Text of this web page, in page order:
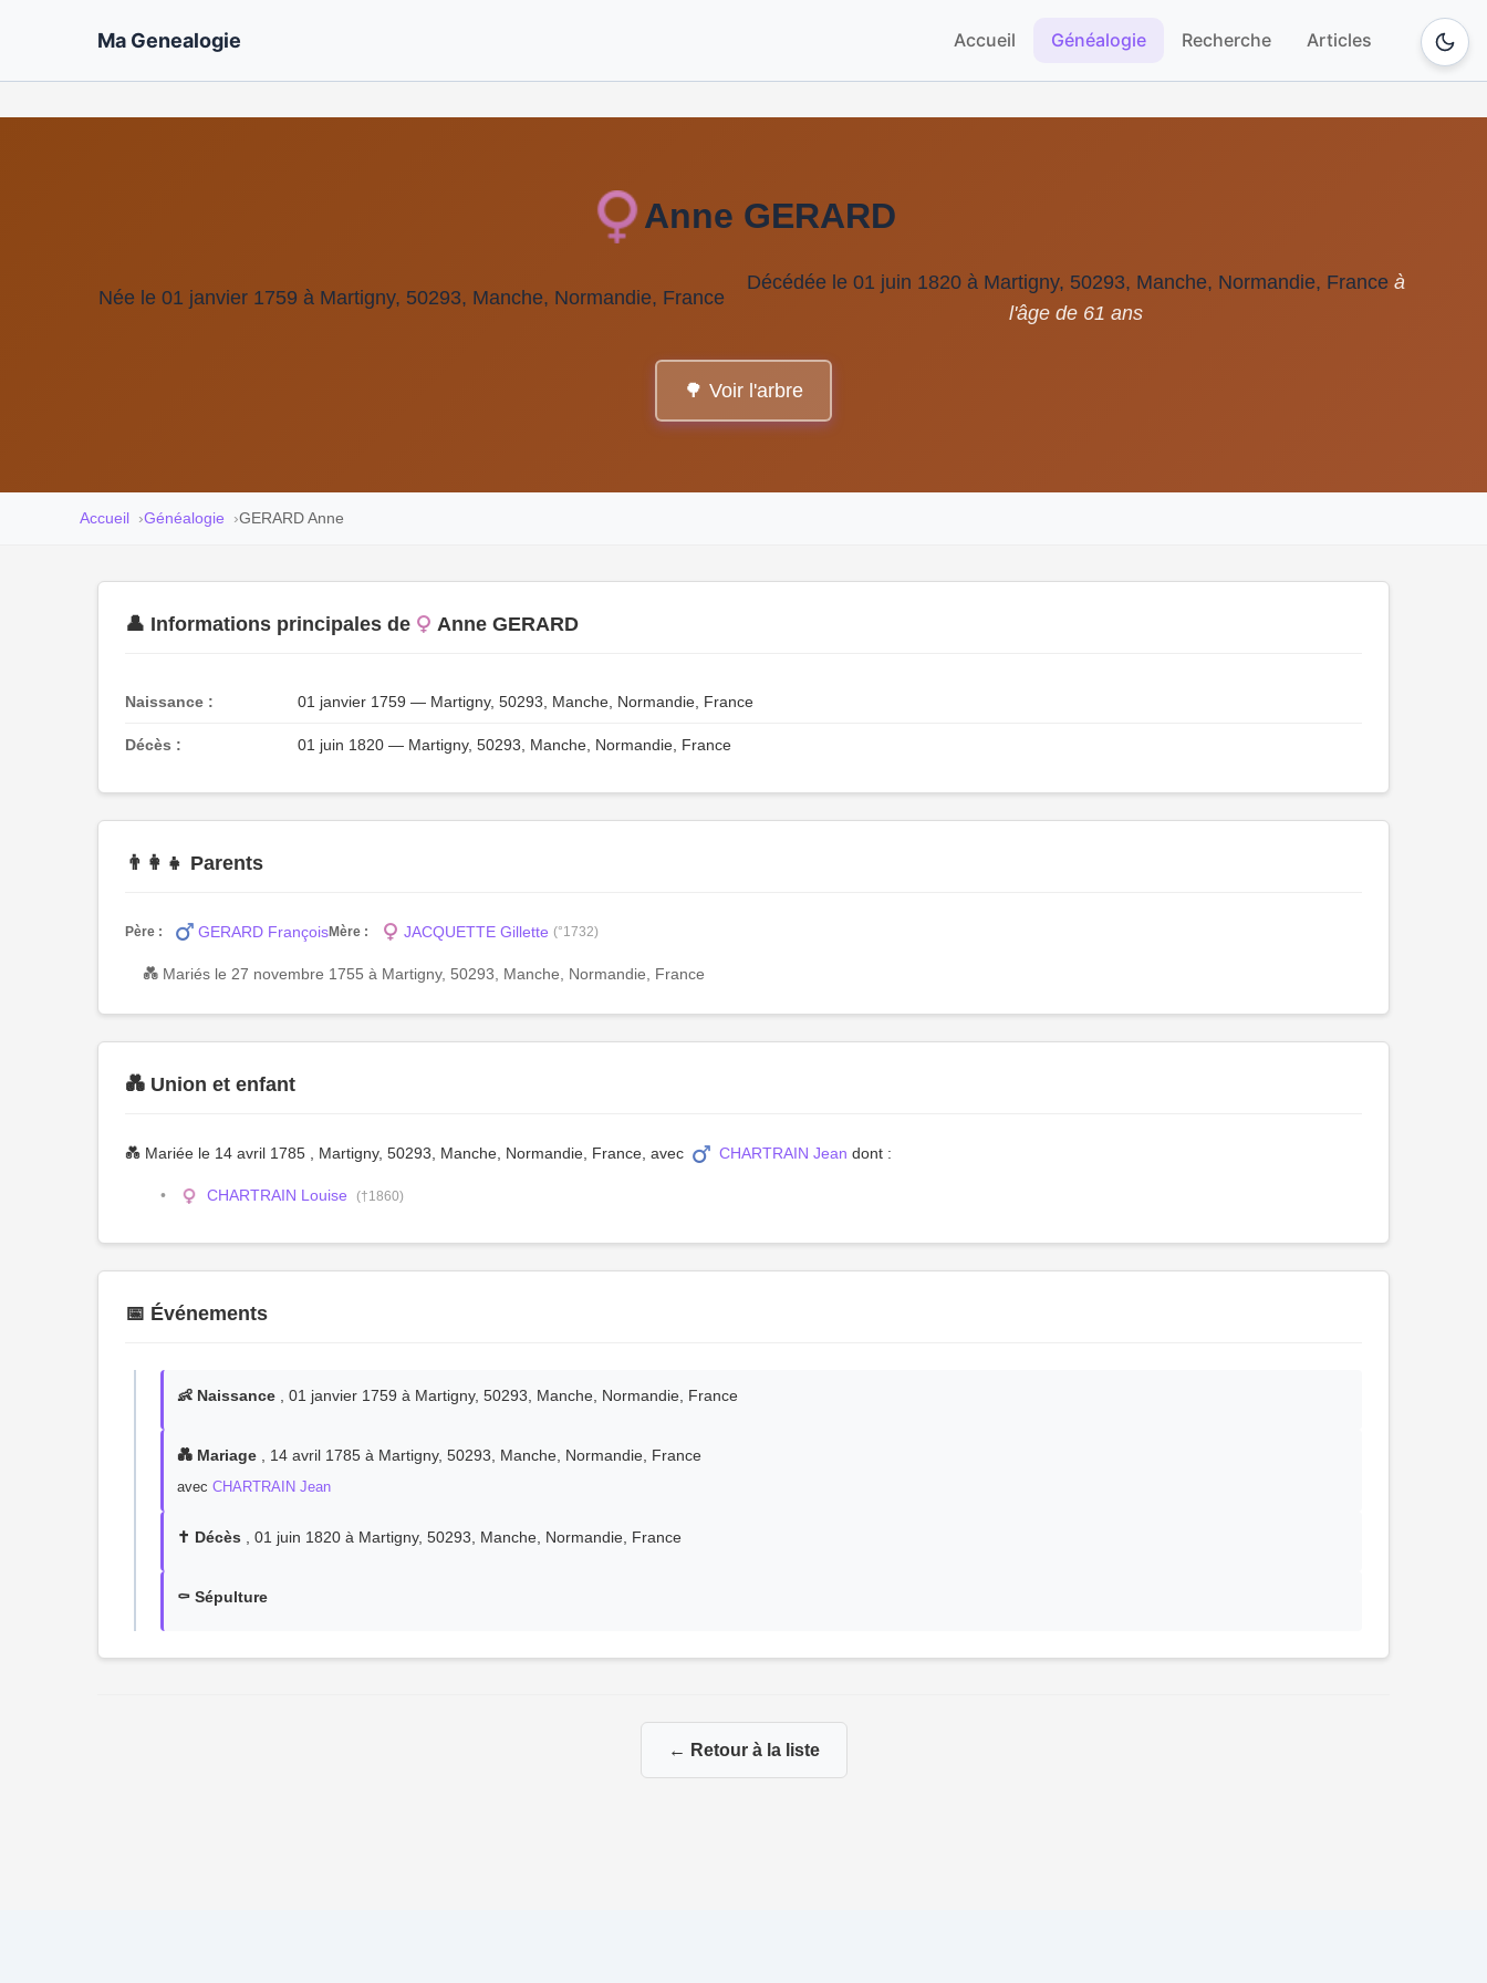
Ma Genealogie Accueil Généalogie Recherche Articles
Anne GERARD
Née le 01 janvier 1759 à Martigny, 50293, Manche, Normandie, France
Décédée le 01 juin 1820 à Martigny, 50293, Manche, Normandie, France à
l'âge de 61 ans
🌳 Voir l'arbre
Accueil Généalogie GERARD Anne
👤 Informations principales de Anne GERARD
Naissance : 01 janvier 1759 — Martigny, 50293, Manche, Normandie, France
Décès : 01 juin 1820 — Martigny, 50293, Manche, Normandie, France
👨‍👩‍👧 Parents
Père : GERARD FrançoisMère : JACQUETTE Gillette (°1732)
💑 Mariés le 27 novembre 1755 à Martigny, 50293, Manche, Normandie, France
💑 Union et enfant
💑 Mariée le 14 avril 1785 , Martigny, 50293, Manche, Normandie, France, avec CHARTRAIN Jean dont :
CHARTRAIN Louise (†1860)
📅 Événements
👶 Naissance , 01 janvier 1759 à Martigny, 50293, Manche, Normandie, France
💑 Mariage , 14 avril 1785 à Martigny, 50293, Manche, Normandie, France
avec CHARTRAIN Jean
✝️ Décès , 01 juin 1820 à Martigny, 50293, Manche, Normandie, France
⚰️ Sépulture
← Retour à la liste